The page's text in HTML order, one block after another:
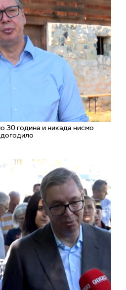
30 година и никада нисмо